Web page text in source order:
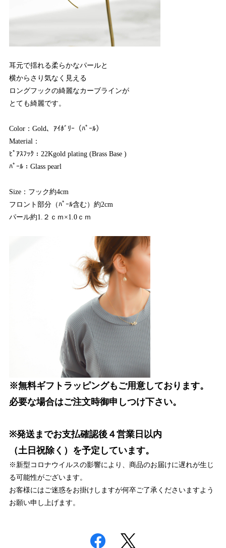
耳元で揺れる柔らかなパールと
横からさり気なく見える
ロングフックの綺麗なカーブラインが
とても綺麗です。
Color：Gold、ｱｲﾎﾞﾘｰ（ﾊﾟｰﾙ）
Material：
ﾋﾟｱｽﾌｯｸ：22Kgold plating (Brass Base )
ﾊﾟｰﾙ：Glass pearl
Size：フック約4cm
フロント部分（ﾊﾟｰﾙ含む）約2cm
パール約1.２ｃｍ×1.0ｃｍ
※無料ギフトラッピングもご用意しております。
必要な場合はご注文時御申しつけ下さい。
※発送までお支払確認後４営業日以内
（土日祝除く）を予定しています。
※新型コロナウイルスの影響により、商品のお届けに遅れが生じ
る可能性がございます。
お客様にはご迷惑をお掛けしますが何卒ご了承くださいますよう
お願い申し上げます。